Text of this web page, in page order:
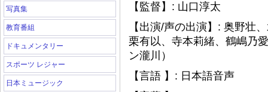
写真集
教育番組
ドキュメンタリー
スポーツ レジャー
日本ミュージック
【監督】: 山口淳太
【出演/声の出演】: 奥野壮
栗有以、寺本莉緒、鶴嶋乃
ン瀧川）
【言語 】: 日本語音声